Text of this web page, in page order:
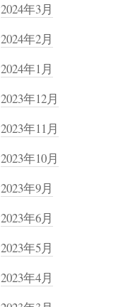
2024年3月
2024年2月
2024年1月
2023年12月
2023年11月
2023年10月
2023年9月
2023年6月
2023年5月
2023年4月